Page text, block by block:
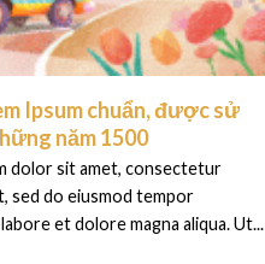
Ipsum chuẩn, được sử
năm 1500
dolor sit amet, consectetur
sed do eiusmod tempor
et dolore magna aliqua. Ut...